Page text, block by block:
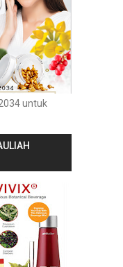
untuk